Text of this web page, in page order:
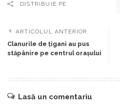
DISTRIBUIE PE
ARTICOLUL ANTERIOR
Clanurile de ţigani au pus
stăpânire pe centrul oraşului
Lasă un comentariu